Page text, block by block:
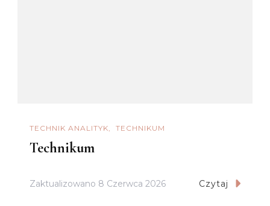
TECHNIK ANALITYK TECHNIKUM
Technikum
Zaktualizowano 8 Czerwca 2026 Czytaj